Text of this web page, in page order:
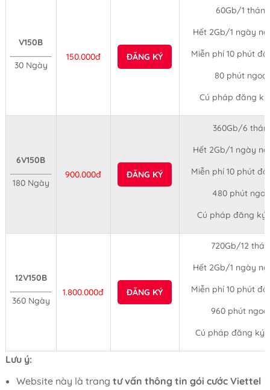
V150B
30 Ngày
150.000đ ĐĂNG KÝ
60Gb/1
Hết 2Gb/1 ngày
Miễn phí 10 phút
80 phút
Cú pháp đăng
6V150B
180 Ngày
900.000đ ĐĂNG KÝ
360Gb/6
Hết 2Gb/1 ngày
Miễn phí 10 phút
480 phút
Cú pháp đăng ký:
12V150B
360 Ngày
1.800.000đ ĐĂNG KÝ
720Gb/12
Hết 2Gb/1 ngày
Miễn phí 10 phút
960 phút
Cú pháp đăng ký:
Lưu ý:
Website này là trang tư vấn thông tin gói cước Viettel